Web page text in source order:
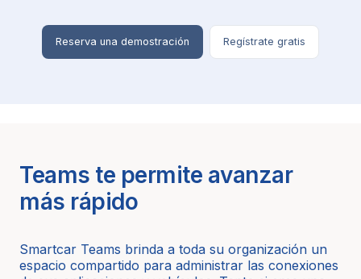
Reserva una demostración Regístrate gratis
Teams te permite avanzar
más rápido
Smartcar Teams brinda a toda su organización un
espacio compartido para administrar las conexiones